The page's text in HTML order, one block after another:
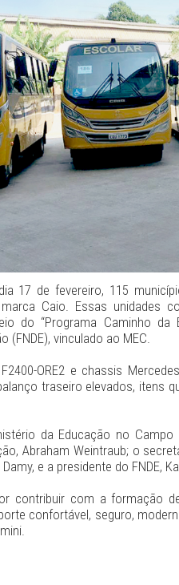
17 de fevereiro, 115
Caio. Essas unidades
do “Programa Caminho da
(FNDE), vinculado ao MEC.
ORE2 e chassis
traseiro elevados, itens
da Educação no
Abraham Weintraub; o
e a presidente do FNDE,
contribuir com a formação
confortável, seguro,